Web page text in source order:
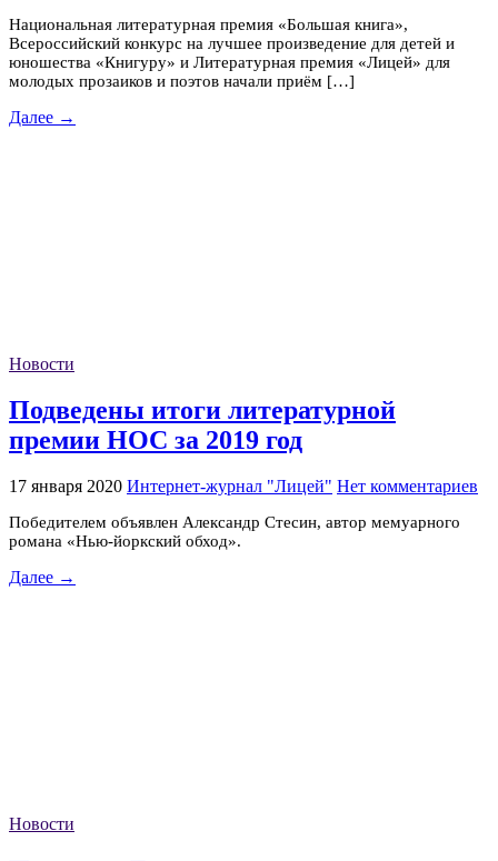
Национальная литературная премия «Большая книга»,
Всероссийский конкурс на лучшее произведение для детей и
юношества «Книгуру» и Литературная премия «Лицей» для
молодых прозаиков и поэтов начали приём […]
Далее →
Новости
Подведены итоги литературной
премии НОС за 2019 год
17 января 2020 Интернет-журнал "Лицей" Нет комментариев
Победителем объявлен Александр Стесин, автор мемуарного
романа «Нью-йоркский обход».
Далее →
Новости